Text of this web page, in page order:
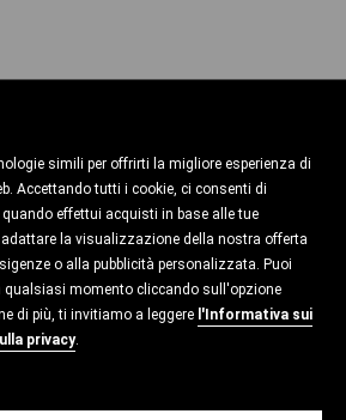
simili per offrirti la migliore esperienza di
Accettando tutti i cookie, ci consenti di
effettui acquisti in base alle tue
adattare la visualizzazione della nostra offerta
o alla pubblicità personalizzata. Puoi
qualsiasi momento cliccando sull'opzione
di più, ti invitiamo a leggere l'Informativa sui
privacy.